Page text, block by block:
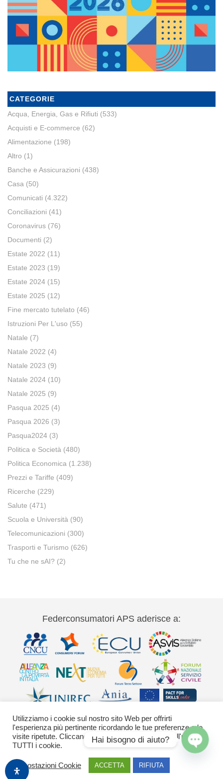
CATEGORIE
Acqua, Energia, Gas e Rifiuti (533)
Acquisti e E-commerce (62)
Alimentazione (198)
Altro (1)
Banche e Assicurazioni (438)
Casa (50)
Comunicati (4.322)
Conciliazioni (41)
Coronavirus (76)
Documenti (2)
Estate 2022 (11)
Estate 2023 (19)
Estate 2024 (15)
Estate 2025 (12)
Fine mercato tutelato (46)
Istruzioni Per L'uso (55)
Natale (7)
Natale 2022 (4)
Natale 2023 (9)
Natale 2024 (10)
Natale 2025 (9)
Pasqua 2025 (4)
Pasqua 2026 (3)
Pasqua2024 (3)
Politica e Società (480)
Politica Economica (1.238)
Prezzi e Tariffe (409)
Ricerche (229)
Salute (471)
Scuola e Università (90)
Telecomunicazioni (300)
Trasporti e Turismo (626)
Tu che ne sAI? (2)
Federconsumatori APS aderisce a:
Via Palestro 11 00185 Roma - tel 06
42020755-9 federconsumatori@federconsumatori.it Ufficio stampa tel: 06
42020755 ufficiostampa@federconsumatori.it -Cookies Policy
Utilizziamo i cookie sul nostro sito Web per offrirti
l'esperienza più pertinente ricordando le tue preferenze e le
visite ripetute. Cliccando su "Accetta" acconsenti all'uso di
TUTTI i cookie.
Impostazioni Cookie ACCETTA RIFIUTA
Hai bisogno di aiuto?